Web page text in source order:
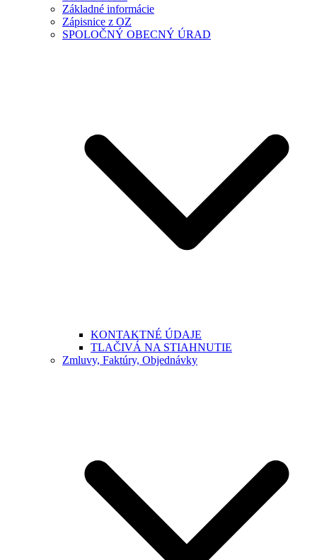
Základné informácie
Zápisnice z OZ
SPOLOČNÝ OBECNÝ ÚRAD
KONTAKTNÉ ÚDAJE
TLAČIVÁ NA STIAHNUTIE
Zmluvy, Faktúry, Objednávky